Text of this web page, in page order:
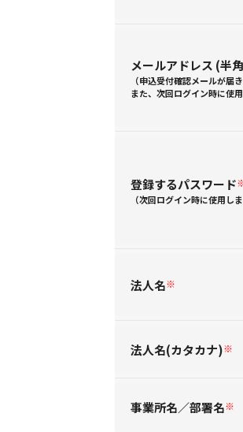
メールアドレス (半
（申込受付確認メールが届
また、次回ログイン時に使用
登録するパスワード
（次回ログイン時に使用しま
法人名※
法人名(カタカナ)※
事業所名／部署名※